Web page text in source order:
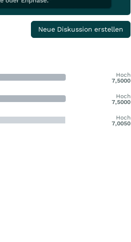
Neue Diskussion erstellen
Hoch
7,5000
Hoch
7,5000
Hoch
7,0050